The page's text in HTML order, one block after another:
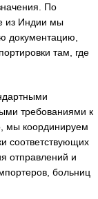
По
из Индии мы
документацию,
там, где
требованиями к
мы координируем
соответствующих
отправлений и
больниц